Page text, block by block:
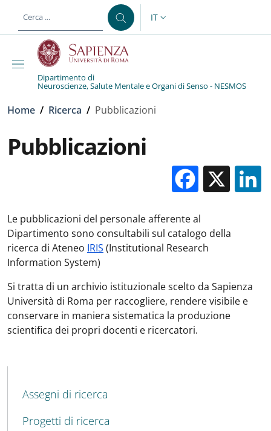
al contenuto principale
SELETTORE LINGUA:
IT
Dipartimento di
Neuroscienze, Salute Mentale e Organi di Senso - NESMOS
Briciole di pane
Home / Ricerca / Pubblicazioni
Pubblicazioni
X
Le pubblicazioni del personale afferente al
Dipartimento sono consultabili sul catalogo della
ricerca di Ateneo IRIS (Institutional Research
Information System)
Si tratta di un archivio istituzionale scelto da Sapienza
Università di Roma per raccogliere, rendere visibile e
conservare in maniera sistematica la produzione
scientifica dei propri docenti e ricercatori.
MENU CEV SECOND NAVIGATION
Assegni di ricerca
Progetti di ricerca